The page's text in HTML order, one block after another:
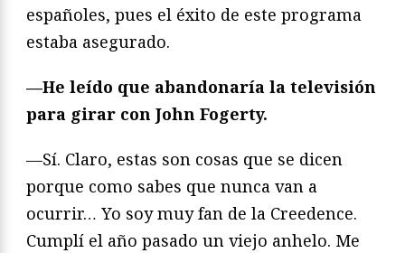
españoles, pues el éxito de este programa
estaba asegurado.
—He leído que abandonaría la televisión
para girar con John Fogerty.
—Sí. Claro, estas son cosas que se dicen
porque como sabes que nunca van a
ocurrir… Yo soy muy fan de la Creedence.
Cumplí el año pasado un viejo anhelo. Me